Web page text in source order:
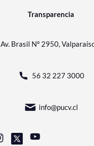
Transparencia
Av. Brasil N° 2950,
56 32 227 3000
info@pucv.cl